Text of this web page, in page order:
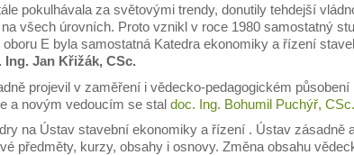
pokulhávala za světovými trendy, donutily tehdejší
všech úrovních. Proto vznikl v roce 1980 samostatný
E byla samostatná Katedra ekonomiky a řízení
Ing. Jan Křižák, CSc.
projevil v zaměření i vědecko-pedagogickém
a novým vedoucím se stal doc. Ing. Bohumil Puchýř, CSc.
na Ústav stavební ekonomiky a řízení . Ústav zásadně
předměty, kurzy, obsahy i osnovy. Změna obsahu